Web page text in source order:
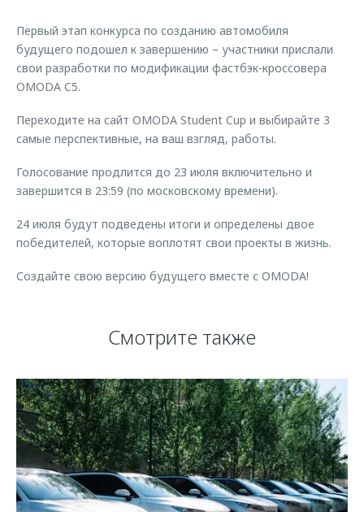
Кредитный калькулятор
Аксессуары
Оригинальные аксессуары
Трейд-ин
Руководства по эксплуатации
Клиентская поддержка
Клуб владельцев OMODA
Приложение O&J
Аксессуары
Оригинальные аксессуары
Обратная связь
Первый этап конкурса по созданию автомобиля
будущего подошел к завершению – участники прислали
свои разработки по модификации фастбэк-кроссовера
OMODA C5.
Переходите на сайт OMODA Student Cup и выбирайте 3
самые перспективные, на ваш взгляд, работы.
Голосование продлится до 23 июля включительно и
завершится в 23:59 (по московскому времени).
24 июля будут подведены итоги и определены двое
победителей, которые воплотят свои проекты в жизнь.
Создайте свою версию будущего вместе с OMODA!
Смотрите также